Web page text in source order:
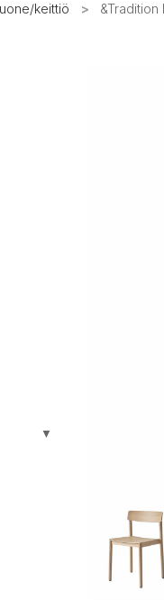
keittiö > &Tradition
▼